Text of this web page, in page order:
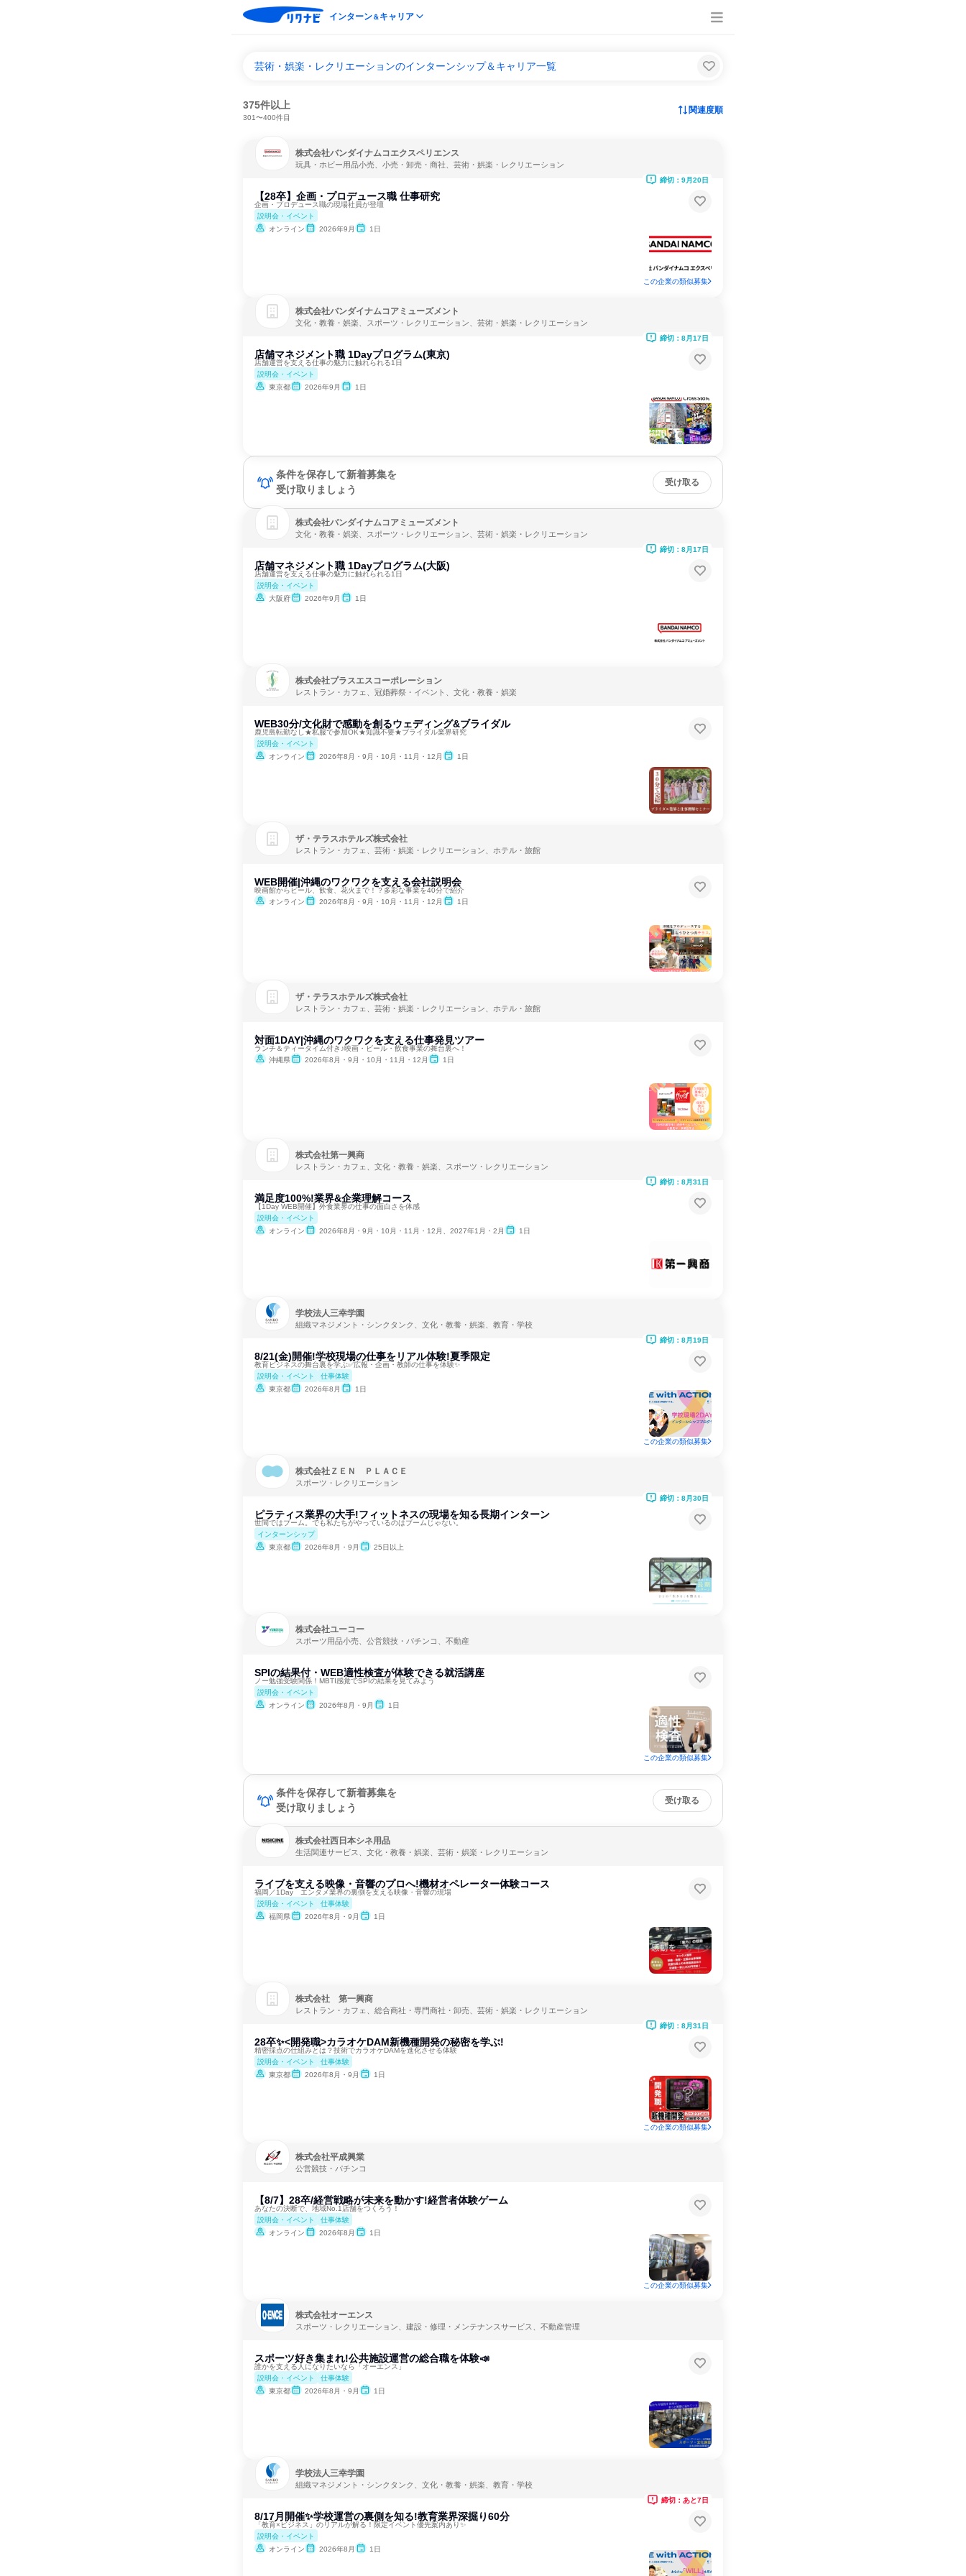
インターン＆キャリア
芸術・娯楽・レクリエーションのインターンシップ＆キャリア一覧
375件以上
301〜400件目
関連度順
株式会社バンダイナムコエクスペリエンス
玩具・ホビー用品小売、小売・卸売・商社、芸術・娯楽・レクリエーション
【28卒】企画・プロデュース職 仕事研究
企画・プロデュース職の現場社員が登壇
説明会・イベント
オンライン
2026年9月 1日
締切：9月20日
この企業の類似募集
株式会社バンダイナムコアミューズメント
文化・教養・娯楽、スポーツ・レクリエーション、芸術・娯楽・レクリエーション
店舗マネジメント職 1Dayプログラム(東京)
店舗運営を支える仕事の魅力に触れられる1日
説明会・イベント
東京都
2026年9月 1日
締切：8月17日
条件を保存して新着募集を
受け取りましょう
受け取る
株式会社バンダイナムコアミューズメント
文化・教養・娯楽、スポーツ・レクリエーション、芸術・娯楽・レクリエーション
店舗マネジメント職 1Dayプログラム(大阪)
店舗運営を支える仕事の魅力に触れられる1日
説明会・イベント
大阪府
2026年9月 1日
締切：8月17日
株式会社プラスエスコーポレーション
レストラン・カフェ、冠婚葬祭・イベント、文化・教養・娯楽
WEB30分/文化財で感動を創るウェディング&ブライダル
鹿児島転勤なし★私服で参加OK★知識不要★ブライダル業界研究
説明会・イベント
オンライン
2026年8月・9月・10月・11月・12月 1日
ザ・テラスホテルズ株式会社
レストラン・カフェ、芸術・娯楽・レクリエーション、ホテル・旅館
WEB開催|沖縄のワクワクを支える会社説明会
映画館からビール、飲食、花火まで！？多彩な事業を40分で紹介
オンライン
2026年8月・9月・10月・11月・12月 1日
ザ・テラスホテルズ株式会社
レストラン・カフェ、芸術・娯楽・レクリエーション、ホテル・旅館
対面1DAY|沖縄のワクワクを支える仕事発見ツアー
ランチ＆ティータイム付き♪映画・ビール・飲食事業の舞台裏へ！
沖縄県
2026年8月・9月・10月・11月・12月 1日
株式会社第一興商
レストラン・カフェ、文化・教養・娯楽、スポーツ・レクリエーション
満足度100%!業界&企業理解コース
【1Day WEB開催】外食業界の仕事の面白さを体感
説明会・イベント
オンライン
2026年8月・9月・10月・11月・12月、2027年1月・2月 1日
締切：8月31日
学校法人三幸学園
組織マネジメント・シンクタンク、文化・教養・娯楽、教育・学校
8/21(金)開催!学校現場の仕事をリアル体験!夏季限定
教育ビジネスの舞台裏を学ぶ✅広報・企画・教師の仕事を体験✨
説明会・イベント
仕事体験
東京都
2026年8月 1日
締切：8月19日
この企業の類似募集
株式会社ＺＥＮ ＰＬＡＣＥ
スポーツ・レクリエーション
ピラティス業界の大手!フィットネスの現場を知る長期インターン
世間ではブーム。でも私たちがやっているのはブームじゃない。
インターンシップ
東京都
2026年8月・9月 25日以上
締切：8月30日
株式会社ユーコー
スポーツ用品小売、公営競技・パチンコ、不動産
SPIの結果付・WEB適性検査が体験できる就活講座
ノー勉強受験関係！MBTI感覚でSPIの結果を見てみよう
説明会・イベント
オンライン
2026年8月・9月 1日
この企業の類似募集
条件を保存して新着募集を
受け取りましょう
受け取る
株式会社西日本シネ用品
生活関連サービス、文化・教養・娯楽、芸術・娯楽・レクリエーション
ライブを支える映像・音響のプロへ!機材オペレーター体験コース
福岡／1Day エンタメ業界の裏側を支える映像・音響の現場
説明会・イベント
仕事体験
福岡県
2026年8月・9月 1日
株式会社 第一興商
レストラン・カフェ、総合商社・専門商社・卸売、芸術・娯楽・レクリエーション
28卒✨<開発職>カラオケDAM新機種開発の秘密を学ぶ!
精密採点の仕組みとは？技術でカラオケDAMを進化させる体験
説明会・イベント
仕事体験
東京都
2026年8月・9月 1日
締切：8月31日
この企業の類似募集
株式会社平成興業
公営競技・パチンコ
【8/7】28卒/経営戦略が未来を動かす!経営者体験ゲーム
あなたの決断で、地域No.1店舗をつくろう！
説明会・イベント
仕事体験
オンライン
2026年8月 1日
この企業の類似募集
株式会社オーエンス
スポーツ・レクリエーション、建設・修理・メンテナンスサービス、不動産管理
スポーツ好き集まれ!公共施設運営の総合職を体験📣
誰かを支える人になりたいなら「オーエンス」
説明会・イベント
仕事体験
東京都
2026年8月・9月 1日
学校法人三幸学園
組織マネジメント・シンクタンク、文化・教養・娯楽、教育・学校
8/17月開催✨学校運営の裏側を知る!教育業界深掘り60分
「教育×ビジネス」のリアルが解る！限定イベント優先案内あり✨
説明会・イベント
オンライン
2026年8月 1日
締切：あと7日